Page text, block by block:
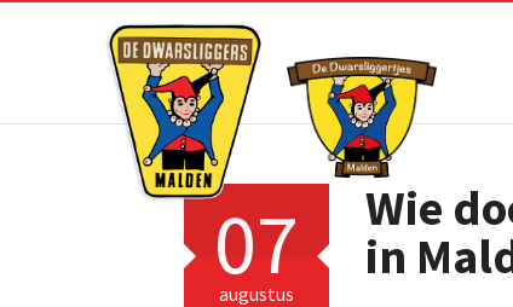
07
augustus
Wie
in